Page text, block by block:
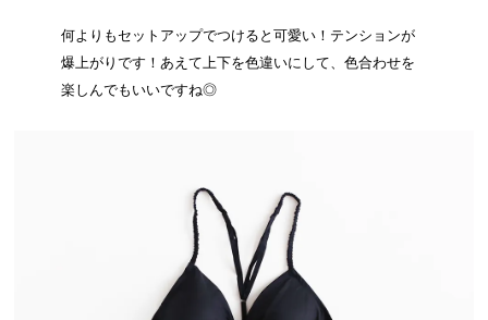
何よりもセットアップでつけると可愛い！テンションが
爆上がりです！あえて上下を色違いにして、色合わせを
楽しんでもいいですね◎